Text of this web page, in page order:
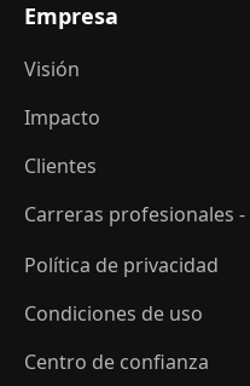
Empresa
Visión
Impacto
Clientes
Carreras profesionales -
Política de privacidad
Condiciones de uso
Centro de confianza